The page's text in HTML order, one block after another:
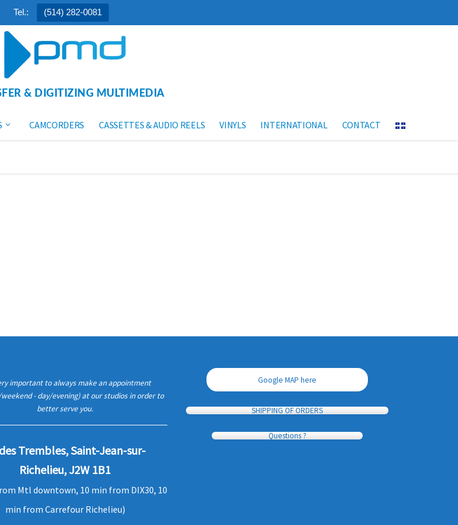
Tel.: (514) 282-0081
& DIGITIZING MULTIMEDIA
CAMCORDERS CASSETTES & AUDIO REELS VINYLS INTERNATIONAL CONTACT
important to always make an appointment
- day/evening) at our studios in order to
better serve you.
Trembles, Saint-Jean-sur-
Richelieu, J2W 1B1
Mtl downtown, 10 min from DIX30, 10
min from Carrefour Richelieu)
Google MAP here
SHIPPING OF ORDERS
Questions ?